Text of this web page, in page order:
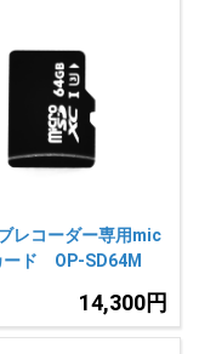
バーチャルストア
レコーダー専用mic
ード OP-SD64M
14,300円